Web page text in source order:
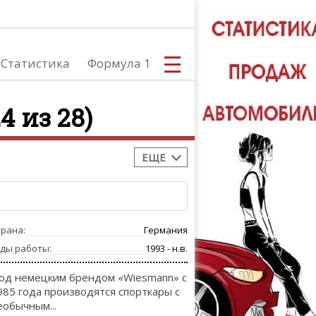
Статистика Формула 1
из 28)
ЕЩЕ
Германия
работы:
1993 - н.в.
немецким брендом «Wiesmann» с
года производятся спорткары с